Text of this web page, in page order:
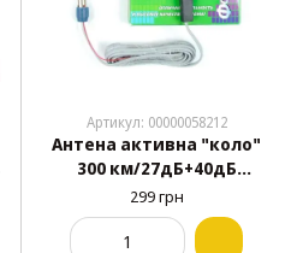
Артикул: 00000058212
Антена активна "коло"
300 км/27дБ+40дБ
"Форсаж" ТУРБО (mini+)
Місто/Трасса( Висока
якість прийому
299 грн